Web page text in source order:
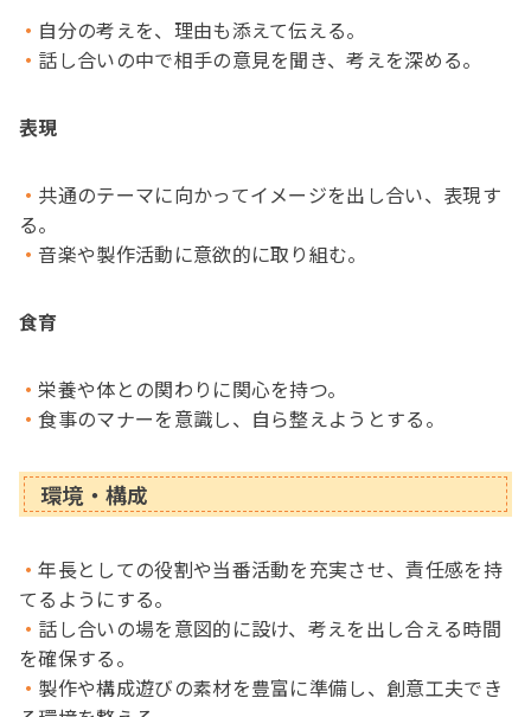
自分の考えを、理由も添えて伝える。
話し合いの中で相手の意見を聞き、考えを深める。
表現
共通のテーマに向かってイメージを出し合い、表現す
る。
音楽や製作活動に意欲的に取り組む。
食育
栄養や体との関わりに関心を持つ。
食事のマナーを意識し、自ら整えようとする。
環境・構成
年長としての役割や当番活動を充実させ、責任感を持
てるようにする。
話し合いの場を意図的に設け、考えを出し合える時間
を確保する。
製作や構成遊びの素材を豊富に準備し、創意工夫でき